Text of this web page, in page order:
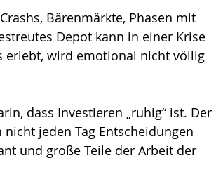
Bärenmärkte, Phasen mit
Depot kann in einer Krise
erlebt, wird emotional nicht völlig
dass Investieren „ruhig“ ist. Der
jeden Tag Entscheidungen
und große Teile der Arbeit der